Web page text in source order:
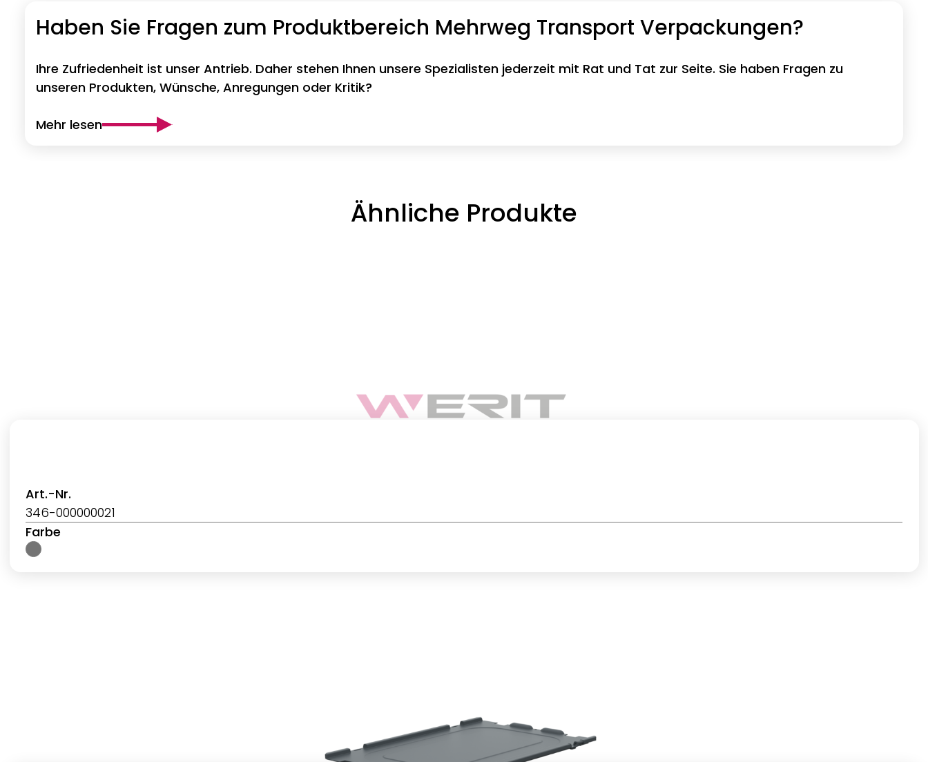
Haben Sie Fragen zum Produktbereich Mehrweg Transport Verpackungen?
Ihre Zufriedenheit ist unser Antrieb. Daher stehen Ihnen unsere Spezialisten jederzeit mit Rat und Tat zur Seite. Sie haben Fragen zu
unseren Produkten, Wünsche, Anregungen oder Kritik?
Mehr lesen
Ähnliche Produkte
Art.-Nr.
346-000000021
Farbe